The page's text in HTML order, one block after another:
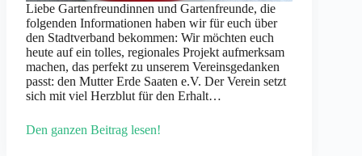
Liebe Gartenfreundinnen und Gartenfreunde, die
folgenden Informationen haben wir für euch über
den Stadtverband bekommen: Wir möchten euch
heute auf ein tolles, regionales Projekt aufmerksam
machen, das perfekt zu unserem Vereinsgedanken
passt: den Mutter Erde Saaten e.V. Der Verein setzt
sich mit viel Herzblut für den Erhalt…
Den ganzen Beitrag lesen!